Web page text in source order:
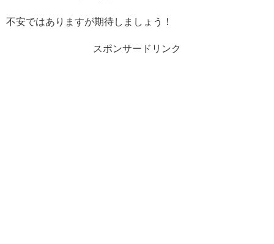
不安ではありますが期待しましょう！
スポンサードリンク